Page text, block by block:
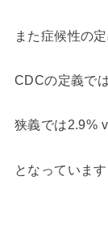
また症候性の
CDCの定義で
狭義では2.9%
となっています